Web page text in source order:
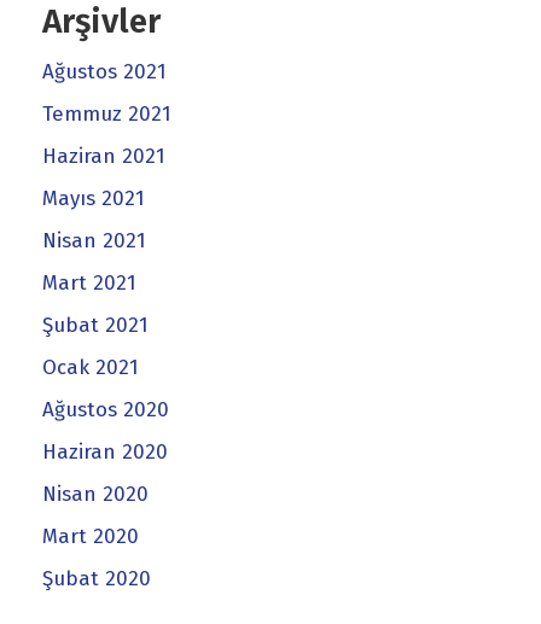
Arşivler
Ağustos 2021
Temmuz 2021
Haziran 2021
Mayıs 2021
Nisan 2021
Mart 2021
Şubat 2021
Ocak 2021
Ağustos 2020
Haziran 2020
Nisan 2020
Mart 2020
Şubat 2020